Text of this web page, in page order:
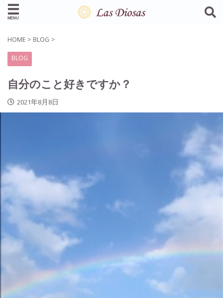
HOME > BLOG >
BLOG
自分のこと好きですか？
2021年8月8日